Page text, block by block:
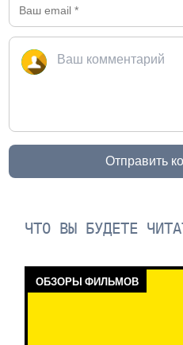
Отправить
ЧТО ВЫ БУДЕТЕ
ОБЗОРЫ ФИЛЬМОВ